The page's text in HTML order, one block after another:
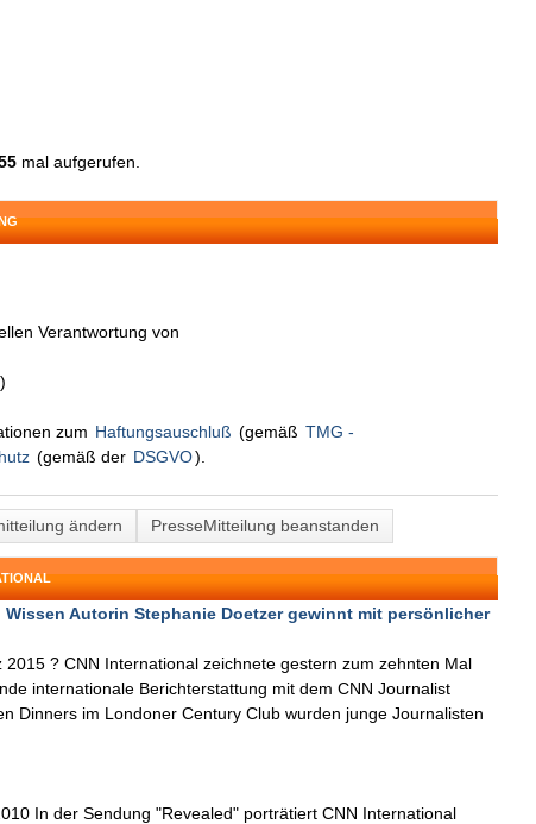
mal aufgerufen.
Verantwortung von
)
zum Haftungsauschluß (gemäß TMG -
(gemäß der DSGVO).
ändern PresseMitteilung beanstanden
Wissen Autorin Stephanie Doetzer gewinnt mit persönlicher
? CNN International zeichnete gestern zum zehnten Mal
internationale Berichterstattung mit dem CNN Journalist
Dinners im Londoner Century Club wurden junge Journalisten
In der Sendung "Revealed" porträtiert CNN International